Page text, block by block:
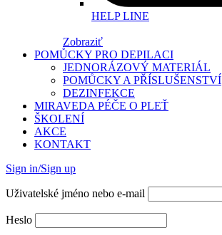
HELP LINE
Zobraziť
POMŮCKY PRO DEPILACI
JEDNORÁZOVÝ MATERIÁL
POMŮCKY A PŘÍSLUŠENSTVÍ
DEZINFEKCE
MIRAVEDA PÉČE O PLEŤ
ŠKOLENÍ
AKCE
KONTAKT
Sign in/Sign up
Uživatelské jméno nebo e-mail
Heslo